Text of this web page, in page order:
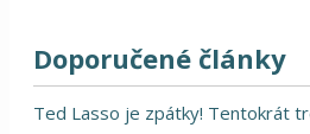
Doporučené články
Ted Lasso je zpátky! Tentokrát